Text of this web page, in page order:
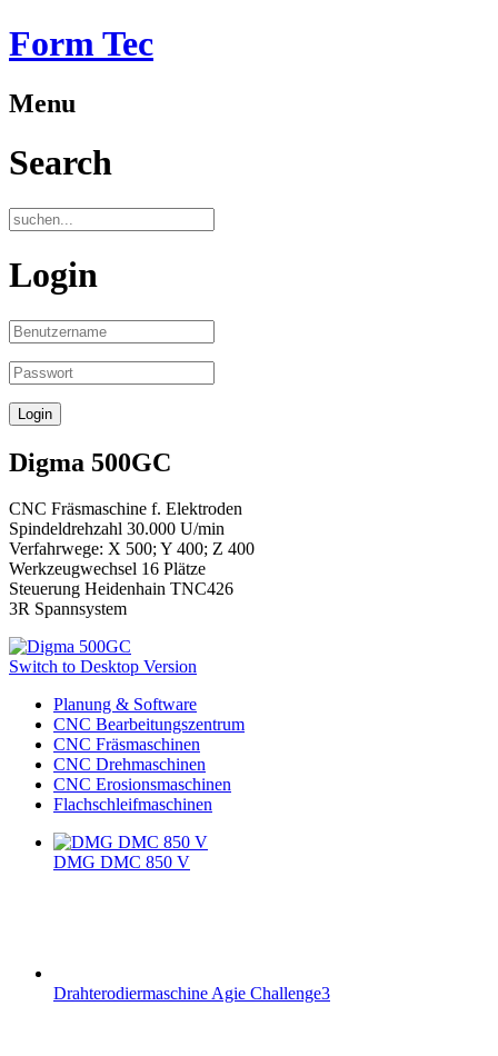
Form Tec
Menu
Search
Login
Digma 500GC
CNC Fräsmaschine f. Elektroden
Spindeldrehzahl 30.000 U/min
Verfahrwege: X 500; Y 400; Z 400
Werkzeugwechsel 16 Plätze
Steuerung Heidenhain TNC426
3R Spannsystem
Switch to Desktop Version
Planung & Software
CNC Bearbeitungszentrum
CNC Fräsmaschinen
CNC Drehmaschinen
CNC Erosionsmaschinen
Flachschleifmaschinen
DMG DMC 850 V
Drahterodiermaschine Agie Challenge3